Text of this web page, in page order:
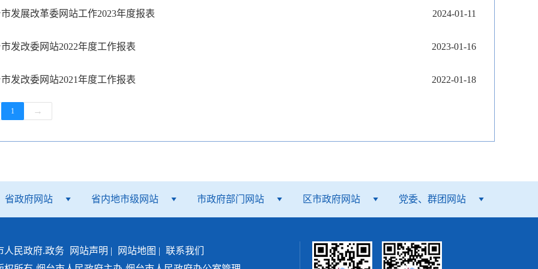
发展改革委网站工作2023年度报表 2024-01-11
发改委网站2022年度工作报表 2023-01-16
发改委网站2021年度工作报表 2022-01-18
1 →
省政府网站 省内地市级网站 市政府部门网站 区市政府网站 党委、群团网站
人民政府.政务 网站声明 | 网站地图 | 联系我们